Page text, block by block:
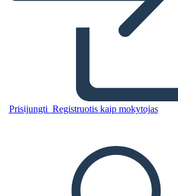
Prisijungti Registruotis kaip mokytojas
Woordenschat
SIUŽETINĘ LENTĄ
SKAIDRIŲ DEMONSTRACIJĄ